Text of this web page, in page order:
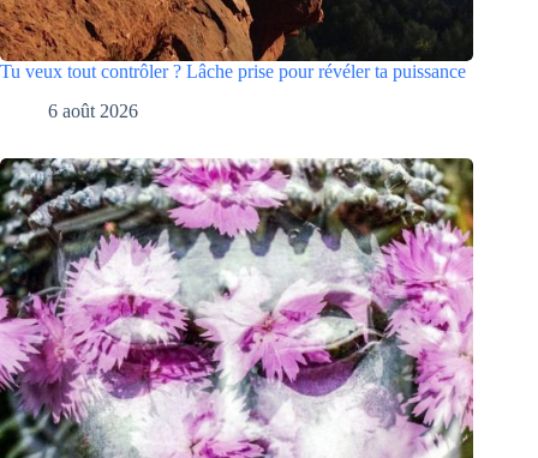
Tu veux tout contrôler ? Lâche prise pour révéler ta puissance
6 août 2026